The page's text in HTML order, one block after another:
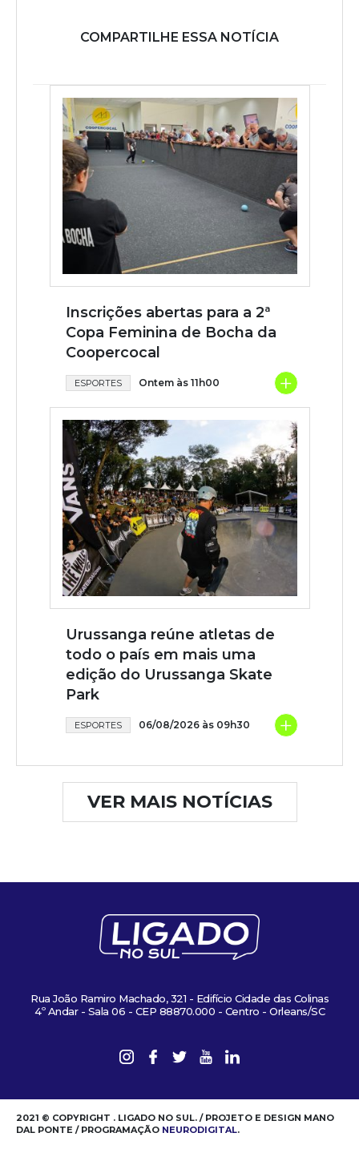
COMPARTILHE ESSA NOTÍCIA
Inscrições abertas para a 2ª
Copa Feminina de Bocha da
Coopercocal
ESPORTES Ontem às 11h00 +
Urussanga reúne atletas de
todo o país em mais uma
edição do Urussanga Skate
Park
ESPORTES 06/08/2026 às 09h30 +
VER MAIS NOTÍCIAS
Rua João Ramiro Machado, 321 - Edifício Cidade das Colinas
4º Andar - Sala 06 - CEP 88870.000 - Centro - Orleans/SC
2021 © COPYRIGHT . LIGADO NO SUL. / PROJETO E DESIGN MANO
DAL PONTE / PROGRAMAÇÃO NEURODIGITAL.